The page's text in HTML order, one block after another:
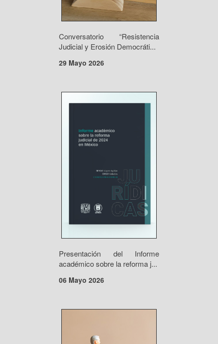
Conversatorio “Resistencia
Judicial y Erosión Democráti...
29 Mayo 2026
Presentación del Informe
académico sobre la reforma j...
06 Mayo 2026